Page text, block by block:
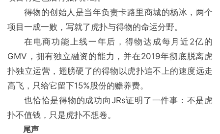
得物的创始人是当年负责卡路里商城的杨冰，两个
项目一成一败，写就了虎扑与得物的命运分野。
在电商功能上线一年后，得物达成每月近2亿的
GMV，拥有独立融资的能力，并在2019年彻底脱离虎
扑独立运营，翅膀硬了的得物以虎扑追不上的速度远走
高飞，只给它留下15%股份的赡养费。
也恰恰是得物的成功向JRs证明了一件事：不是虎
扑不值钱，只是虎扑不想卷。
尾声